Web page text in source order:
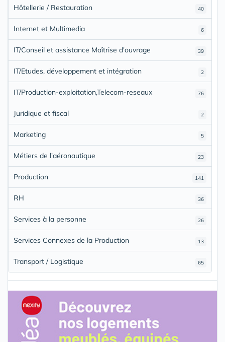
40
Hôtellerie / Restauration
6
Internet et Multimedia
39
IT/Conseil et assistance Maîtrise d'ouvrage
2
IT/Etudes, développement et intégration
76
IT/Production-exploitation,Telecom-reseaux
2
Juridique et fiscal
5
Marketing
23
Métiers de l'aéronautique
141
Production
36
RH
26
Services à la personne
13
Services Connexes de la Production
65
Transport / Logistique